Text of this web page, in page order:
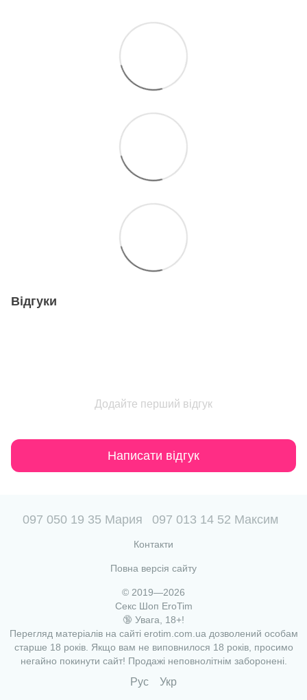
Відгуки
Додайте перший відгук
Написати відгук
097 050 19 35 Мария 097 013 14 52 Максим
Контакти
Повна версія сайту
© 2019—2026
Секс Шоп EroTim
🔞 Увага, 18+!
Перегляд матеріалів на сайті erotim.com.ua дозволений особам
старше 18 років. Якщо вам не виповнилося 18 років, просимо
негайно покинути сайт! Продажі неповнолітнім заборонені.
Рус Укр